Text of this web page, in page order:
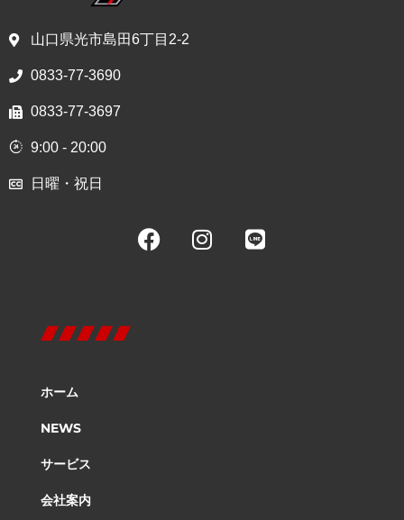
山口県光市島田6丁目2-2
0833-77-3690
0833-77-3697
9:00 - 20:00
日曜・祝日
ホーム
NEWS
サービス
会社案内